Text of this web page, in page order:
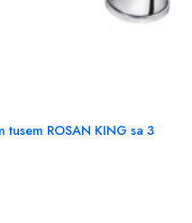
ROSAN KING sa 3